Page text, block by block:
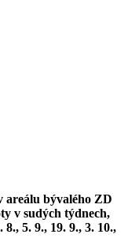
areálu bývalého ZD
v sudých týdnech,
8., 5. 9., 19. 9., 3. 10.,